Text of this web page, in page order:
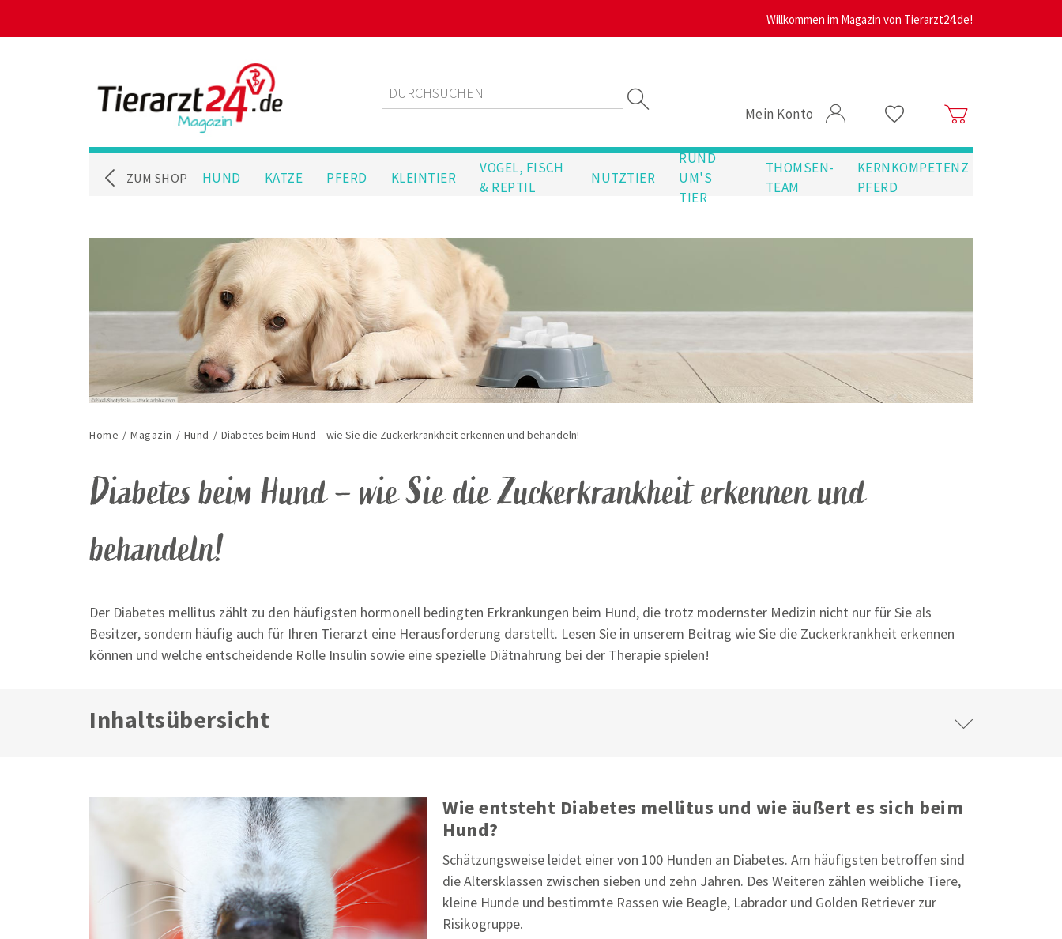
Willkommen im Magazin von Tierarzt24.de!
Mein Konto
ZUM SHOP HUND KATZE PFERD KLEINTIER
VOGEL, FISCH
& REPTIL
NUTZTIER
RUND
UM'S
TIER
THOMSEN-
TEAM
KERNKOMPETENZ
PFERD
Home / Magazin / Hund / Diabetes beim Hund – wie Sie die Zuckerkrankheit erkennen und behandeln!
Diabetes beim Hund – wie Sie die Zuckerkrankheit erkennen und
behandeln!
Der Diabetes mellitus zählt zu den häufigsten hormonell bedingten Erkrankungen beim Hund, die trotz modernster Medizin nicht nur für Sie als
Besitzer, sondern häufig auch für Ihren Tierarzt eine Herausforderung darstellt. Lesen Sie in unserem Beitrag wie Sie die Zuckerkrankheit erkennen
können und welche entscheidende Rolle Insulin sowie eine spezielle Diätnahrung bei der Therapie spielen!
Inhaltsübersicht
Wie entsteht Diabetes mellitus und wie äußert es sich beim
Hund?
Schätzungsweise leidet einer von 100 Hunden an Diabetes. Am häufigsten betroffen sind
die Altersklassen zwischen sieben und zehn Jahren. Des Weiteren zählen weibliche Tiere,
kleine Hunde und bestimmte Rassen wie Beagle, Labrador und Golden Retriever zur
Risikogruppe.